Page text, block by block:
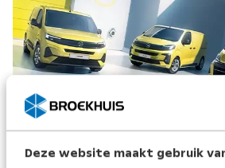
Deze website maakt gebruik